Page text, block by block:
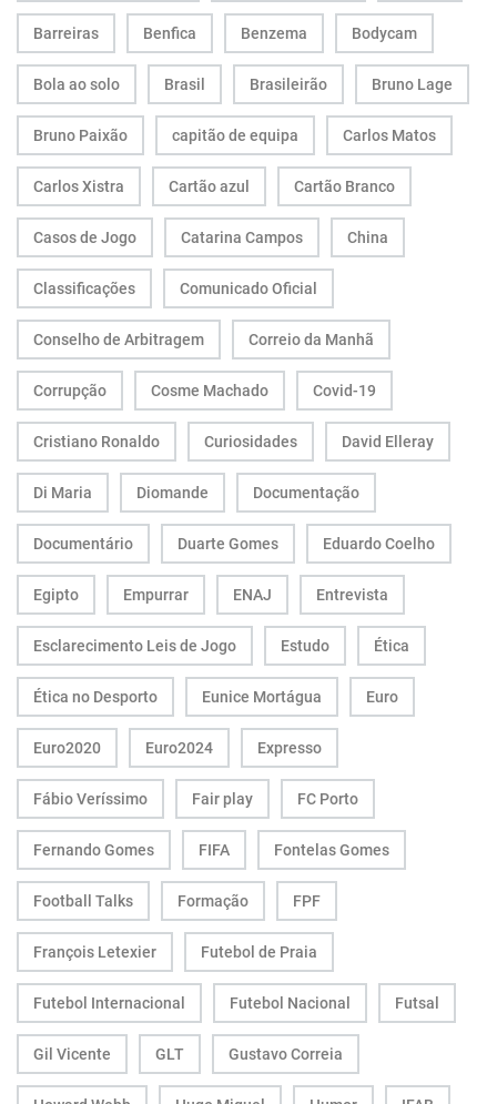
Barreiras Benfica Benzema Bodycam
Bola ao solo Brasil Brasileirão Bruno Lage
Bruno Paixão capitão de equipa Carlos Matos
Carlos Xistra Cartão azul Cartão Branco
Casos de Jogo Catarina Campos China
Classificações Comunicado Oficial
Conselho de Arbitragem Correio da Manhã
Corrupção Cosme Machado Covid-19
Cristiano Ronaldo Curiosidades David Elleray
Di Maria Diomande Documentação
Documentário Duarte Gomes Eduardo Coelho
Egipto Empurrar ENAJ Entrevista
Esclarecimento Leis de Jogo Estudo Ética
Ética no Desporto Eunice Mortágua Euro
Euro2020 Euro2024 Expresso
Fábio Veríssimo Fair play FC Porto
Fernando Gomes FIFA Fontelas Gomes
Football Talks Formação FPF
François Letexier Futebol de Praia
Futebol Internacional Futebol Nacional Futsal
Gil Vicente GLT Gustavo Correia